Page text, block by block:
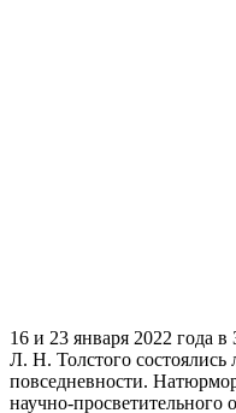
16 и 23 января 2022 года
Л. Н. Толстого
повседневности.
научно-просветительного